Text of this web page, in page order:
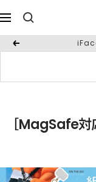
ン
ナ
ビ
ゲ
シ
戻
iFace人
［MagSafe対